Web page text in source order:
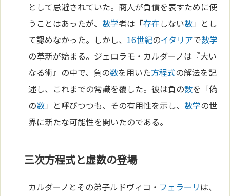
として忌避されていた。商人が負債を表すために使
うことはあったが、数学者は「存在しない数」とし
て認めなかった。しかし、 16世紀のイタリアで数学
の革新が始まる。ジェロラモ・カルダーノは『大い
なる術』の中で、負の数を用いた方程式の解法を記
述し、これまでの常識を覆した。彼は負の数を「偽
の数」と呼びつつも、その有用性を示し、数学の世
界に新たな可能性を開いたのである。
三次方程式と虚数の登場
カルダーノとその弟子ルドヴィコ・ フェラーリは、